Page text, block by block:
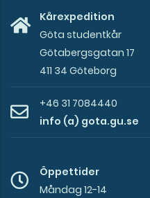
Kårexpedition
Göta studentkår
Götabergsgatan 17
411 34 Göteborg
+46 31 7084440
info (a) gota.gu.se
Öppettider
Måndag 12-14